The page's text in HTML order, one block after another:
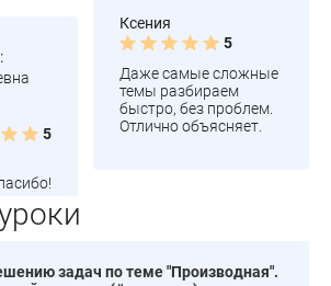
5
Ксения
5
Даже самые сложные
темы разбираем
быстро, без проблем.
Отлично объясняет.
задач по теме "Производная".